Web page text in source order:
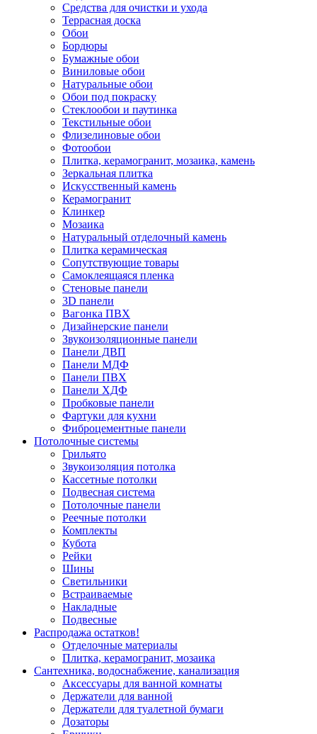
Средства для очистки и ухода
Террасная доска
Обои
Бордюры
Бумажные обои
Виниловые обои
Натуральные обои
Обои под покраску
Стеклообои и паутинка
Текстильные обои
Флизелиновые обои
Фотообои
Плитка, керамогранит, мозаика, камень
Зеркальная плитка
Искусственный камень
Керамогранит
Клинкер
Мозаика
Натуральный отделочный камень
Плитка керамическая
Сопутствующие товары
Самоклеящаяся пленка
Стеновые панели
3D панели
Вагонка ПВХ
Дизайнерские панели
Звукоизоляционные панели
Панели ДВП
Панели МДФ
Панели ПВХ
Панели ХДФ
Пробковые панели
Фартуки для кухни
Фиброцементные панели
Потолочные системы
Грильято
Звукоизоляция потолка
Кассетные потолки
Подвесная система
Потолочные панели
Реечные потолки
Комплекты
Кубота
Рейки
Шины
Светильники
Встраиваемые
Накладные
Подвесные
Распродажа остатков!
Отделочные материалы
Плитка, керамогранит, мозаика
Сантехника, водоснабжение, канализация
Аксессуары для ванной комнаты
Держатели для ванной
Держатели для туалетной бумаги
Дозаторы